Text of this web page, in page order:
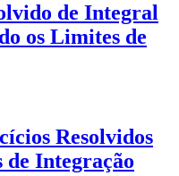
de Integral
os Limites de
Resolvidos
de Integração